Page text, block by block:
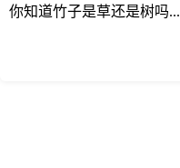
你知道竹子是草还是树吗...